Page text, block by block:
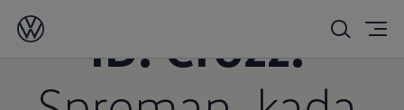
ID. Crozz.